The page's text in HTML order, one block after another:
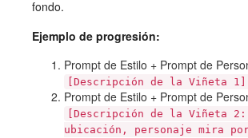
fondo.
Ejemplo de progresión:
Prompt de Estilo + Prompt de
[Descripción de la Viñeta
Prompt de Estilo + Prompt de
[Descripción de la Viñeta 2:
ubicación, personaje mira